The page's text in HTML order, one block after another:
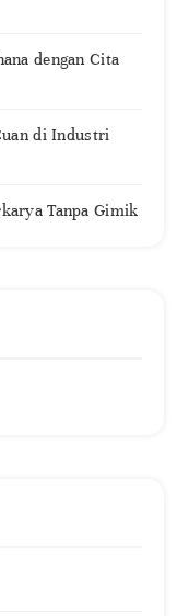
dengan Cita
di Industri
Tanpa Gimik